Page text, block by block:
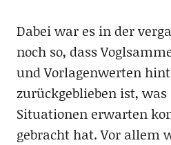
Dabei war es in der
noch so, dass
und Vorlagenwerten
zurückgeblieben ist,
Situationen erwarten
gebracht hat. Vor allem